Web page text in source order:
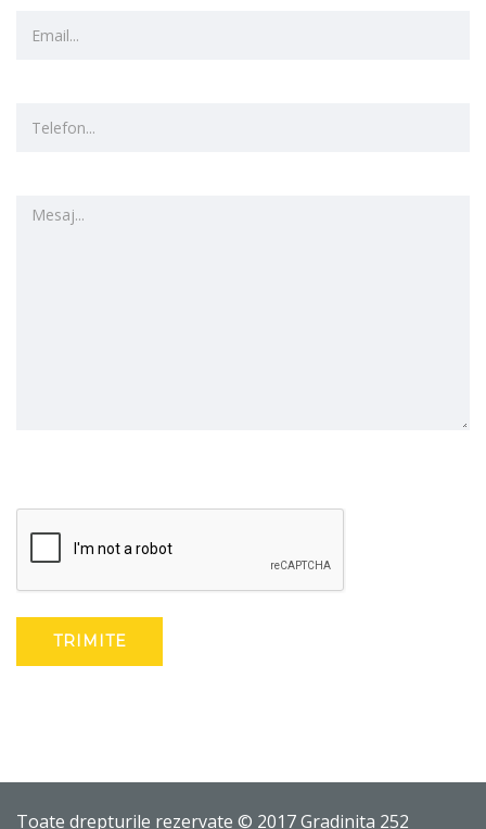
TRIMITE
Toate drepturile rezervate © 2017 Gradinita 252